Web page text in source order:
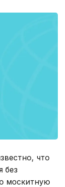
что
без
москитную